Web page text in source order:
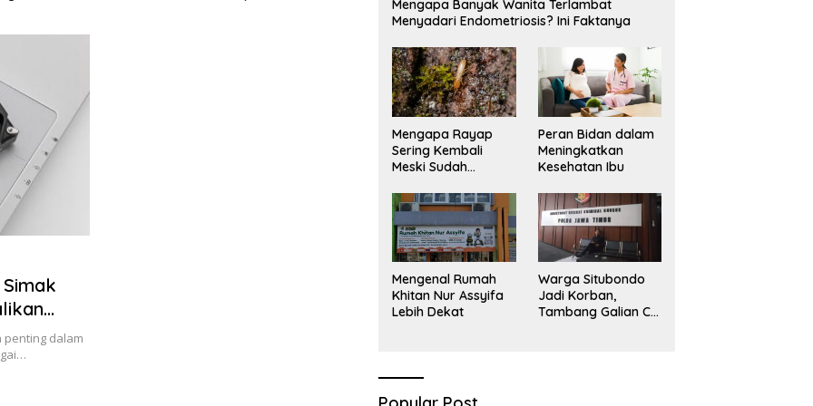
Sekadar Narasi.
dalam
Mengapa Banyak Wanita Terlambat
Menyadari Endometriosis? Ini Faktanya
Mengapa Rayap
Sering Kembali
Meski Sudah
Peran Bidan dalam
Meningkatkan
Kesehatan Ibu
Mengenal Rumah
Khitan Nur Assyifa
Lebih Dekat
Warga Situbondo
Jadi Korban,
Tambang Galian C